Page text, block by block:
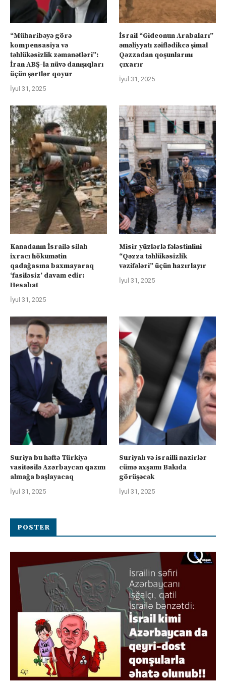
“Müharibəyə görə
kompensasiya və
təhlükəsizlik zəmanətləri”:
İran ABŞ-la nüvə danışıqları
üçün şərtlər qoyur
İyul 31, 2025
İsrail “Gideonun Arabaları”
əməliyyatı zəiflədikcə şimal
Qəzzadan qoşunlarını
çıxarır
İyul 31, 2025
Kanadanın İsrailə silah
ixracı hökumətin
qadağasına baxmayaraq
‘fasiləsiz’ davam edir:
Hesabat
İyul 31, 2025
Misir yüzlərlə fələstinlini
“Qəzza təhlükəsizlik
vəzifələri” üçün hazırlayır
İyul 31, 2025
Suriya bu həftə Türkiyə
vasitəsilə Azərbaycan qazını
almağa başlayacaq
İyul 31, 2025
Suriyalı və israilli nazirlər
cümə axşamı Bakıda
görüşəcək
İyul 31, 2025
POSTER